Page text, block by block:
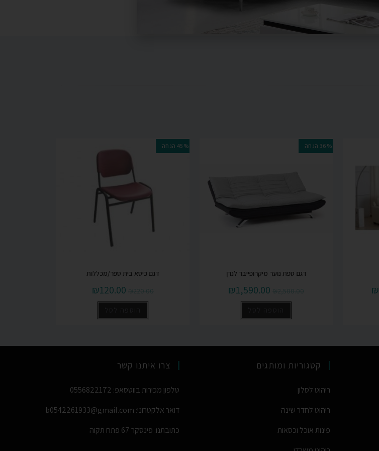
₪
36% הנחה
דגם ספת נוער מיקרופייבר לנרן
₪2,500.00
₪1,590.00
45% הנחה
דגם כיסא בית ספר/מכללות
₪220.00
₪120.00
קטגוריות ומותגים
ריהוט לסלון
ריהוט לחדר שינה
פינות אוכל וכסאות
צרו איתנו קשר
טלפון מכירות בווטסאפ: 0556822172
דואר אלקטרוני: b0542261933@gmail.com
כתובתנו: פינסקר 67 פתח תקוה